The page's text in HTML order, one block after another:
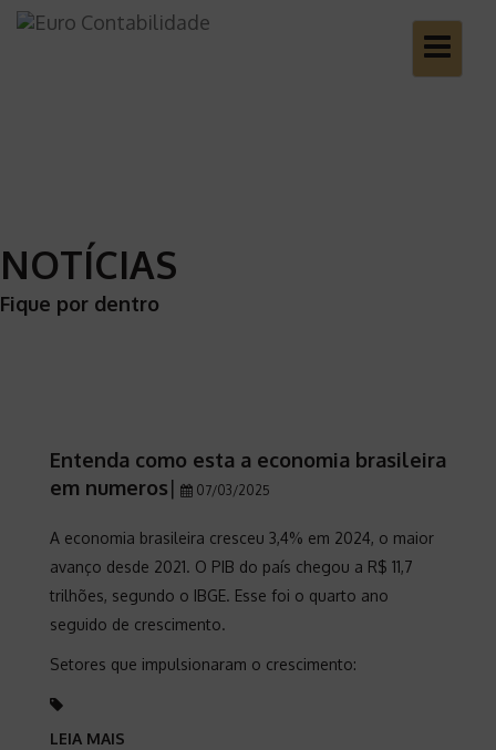
Toggle
NOTÍCIAS
Fique por dentro
Entenda como esta a economia brasileira
em numeros| 07/03/2025
A economia brasileira cresceu 3,4% em 2024, o maior
avanço desde 2021. O PIB do país chegou a R$ 11,7
trilhões, segundo o IBGE. Esse foi o quarto ano
seguido de crescimento.
Setores que impulsionaram o crescimento:
LEIA MAIS